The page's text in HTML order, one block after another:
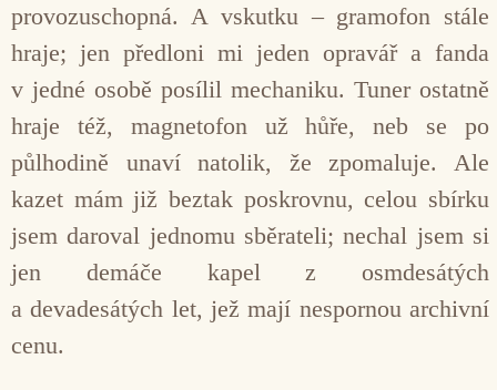
provozuschopná. A vskutku – gramofon stále
hraje; jen předloni mi jeden opravář a fanda
v jedné osobě posílil mechaniku. Tuner ostatně
hraje též, magnetofon už hůře, neb se po
půlhodině unaví natolik, že zpomaluje. Ale
kazet mám již beztak poskrovnu, celou sbírku
jsem daroval jednomu sběrateli; nechal jsem si
jen demáče kapel z osmdesátých
a devadesátých let, jež mají nespornou archivní
cenu.